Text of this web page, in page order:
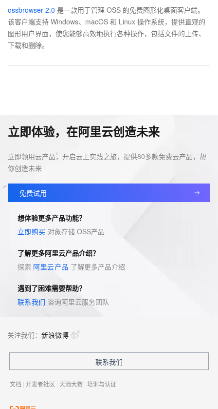
ossbrowser 2.0 是一款用于管理 OSS 的免费图形化桌面客户端。
该客户端支持 Windows、macOS 和 Linux 操作系统，提供直观的
图形用户界面，使您能够高效地执行各种操作，包括文件的上传、
下载和删除。
立即体验，在阿里云创造未来
立即领用云产品，开启云上实践之旅，提供80多款免费云产品，帮
你创造未来
免费试用
想体验更多产品功能？
立即购买 对象存储 OSS产品
了解更多阿里云产品介绍？
探索 阿里云产品 了解更多产品介绍
遇到了困难需要帮助？
联系我们 咨询阿里云服务团队
关注我们： 新浪微博
联系我们
文档 | 开发者社区 | 天池大赛 | 培训与认证